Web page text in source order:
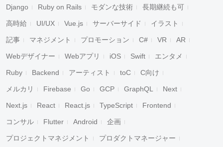
Django Ruby on Rails モダンな技術 長期継続も可
高時給 UI/UX Vue.js サーバーサイド イラスト
記事 マネジメント プロモーション C# VR AR
Webデザイナー Webアプリ iOS Swift エンタメ
Ruby Backend アーティスト toC C向け
メルカリ Firebase Go GCP GraphQL Next
Next.js React React.js TypeScript Frontend
コンサル Flutter Android 企画
プロジェクトマネジメント プロダクトマネージャー